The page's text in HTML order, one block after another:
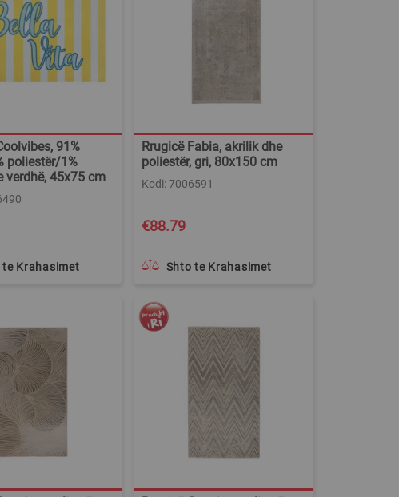
91%
poliestër/1%
verdhë, 45x75 cm
te Krahasimet
Rrugicë Fabia, akrilik dhe
poliestër, gri, 80x150 cm
€88.79
Kodi: 7006591
Shto te Krahasimet